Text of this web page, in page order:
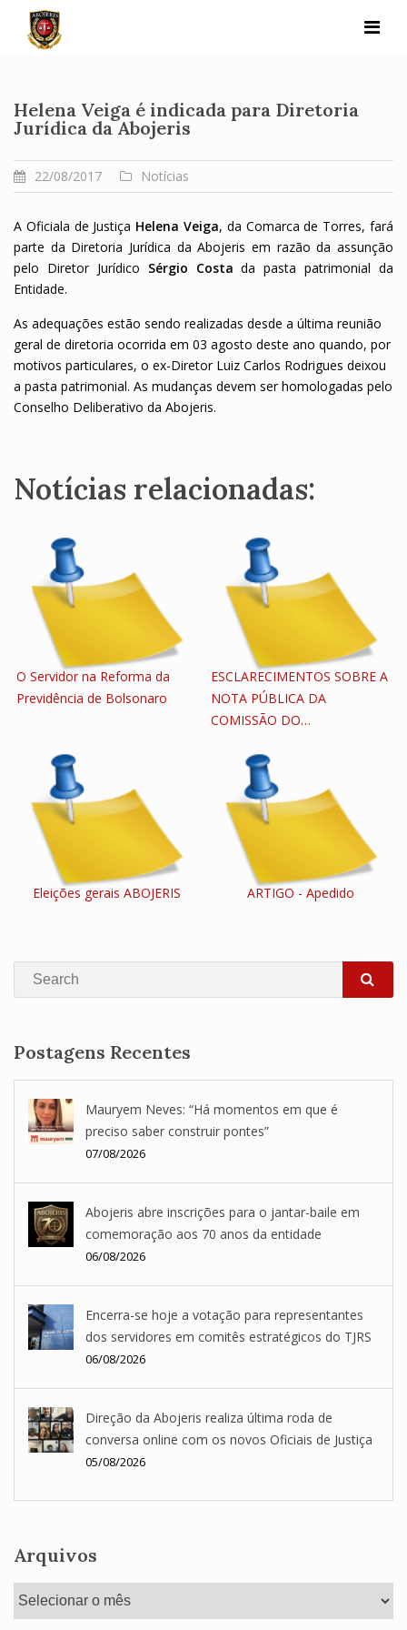
content
Helena Veiga é indicada para Diretoria
Jurídica da Abojeris
22/08/2017 Notícias
A Oficiala de Justiça Helena Veiga, da Comarca de Torres, fará
parte da Diretoria Jurídica da Abojeris em razão da assunção
pelo Diretor Jurídico Sérgio Costa da pasta patrimonial da
Entidade.
As adequações estão sendo realizadas desde a última reunião
geral de diretoria ocorrida em 03 agosto deste ano quando, por
motivos particulares, o ex-Diretor Luiz Carlos Rodrigues deixou
a pasta patrimonial. As mudanças devem ser homologadas pelo
Conselho Deliberativo da Abojeris.
Notícias relacionadas:
O Servidor na Reforma da
Previdência de Bolsonaro
ESCLARECIMENTOS SOBRE A
NOTA PÚBLICA DA
COMISSÃO DO…
Eleições gerais ABOJERIS ARTIGO - Apedido
Search
Postagens Recentes
Mauryem Neves: “Há momentos em que é
preciso saber construir pontes”
07/08/2026
Abojeris abre inscrições para o jantar-baile em
comemoração aos 70 anos da entidade
06/08/2026
Encerra-se hoje a votação para representantes
dos servidores em comitês estratégicos do TJRS
06/08/2026
Direção da Abojeris realiza última roda de
conversa online com os novos Oficiais de Justiça
05/08/2026
Arquivos
Arquivos